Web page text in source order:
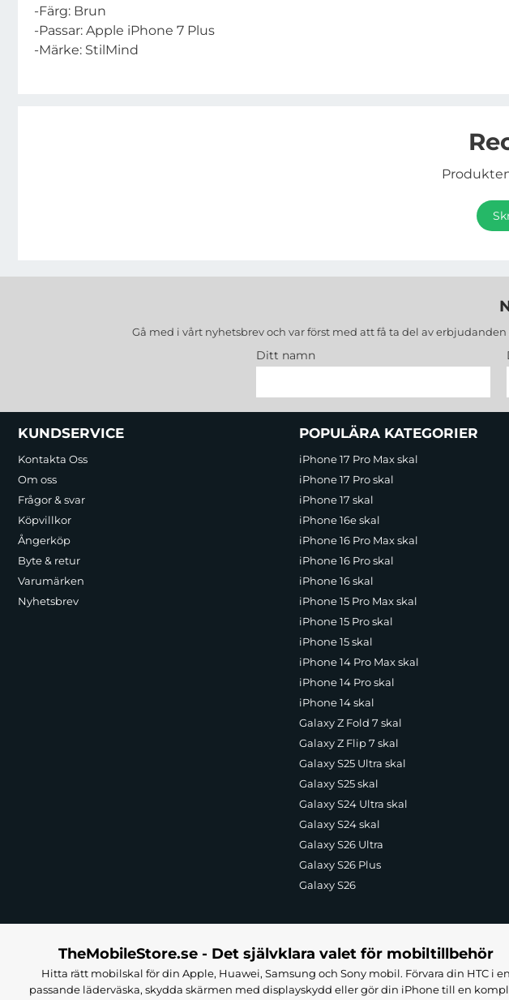
-Färg: Brun
-Passar: Apple iPhone 7 Plus
-Märke: StilMind
Gå med i vårt nyhetsbrev och var först med att få ta del av
Ditt namn
Sidfot Blandad info och länkar
KUNDSERVICE
Kontakta Oss
Om oss
Frågor & svar
Köpvillkor
Ångerköp
Byte & retur
Varumärken
Nyhetsbrev
POPULÄRA KATEGORIER
iPhone 17 Pro Max skal
iPhone 17 Pro skal
iPhone 17 skal
iPhone 16e skal
iPhone 16 Pro Max skal
iPhone 16 Pro skal
iPhone 16 skal
iPhone 15 Pro Max skal
iPhone 15 Pro skal
iPhone 15 skal
iPhone 14 Pro Max skal
iPhone 14 Pro skal
iPhone 14 skal
Galaxy Z Fold 7 skal
Galaxy Z Flip 7 skal
Galaxy S25 Ultra skal
Galaxy S25 skal
Galaxy S24 Ultra skal
Galaxy S24 skal
Galaxy S26 Ultra
Galaxy S26 Plus
Galaxy S26
TheMobileStore.se - Det självklara valet för mobiltillbehör
Hitta rätt mobilskal för din Apple, Huawei, Samsung och Sony mobil. Förvara din HTC i en
passande läderväska, skydda skärmen med displayskydd eller gör din iPhone till en